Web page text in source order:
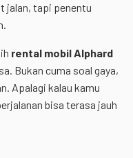
jalan, tapi penentu
rental mobil Alphard
Bukan cuma soal gaya,
Apalagi kalau kamu
bisa terasa jauh